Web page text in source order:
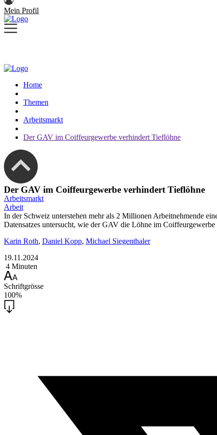
Mein Profil
Home
Themen
Arbeitsmarkt
Der GAV im Coiffeurgewerbe verhindert Tieflöhne
Der GAV im Coiffeurgewerbe verhindert Tieflöhne
Arbeitsmarkt
Arbeit
In der Schweiz unterstehen mehr als 2 Millionen Arbeitnehmende
Datensatzes untersucht, wie der GAV die Löhne im Coiffeurgewerbe
Karin Roth, Daniel Kopp, Michael Siegenthaler
19.11.2024
4 Minuten
Schriftgrösse
100%